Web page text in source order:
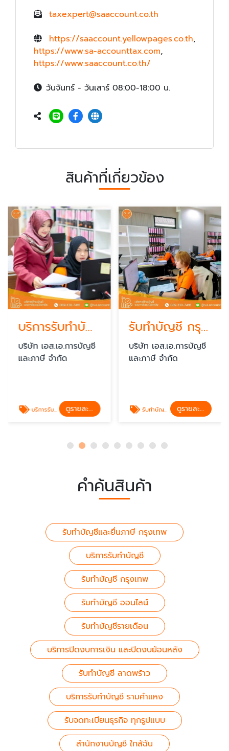
taxexpert@saaccount.co.th
https://saaccount.yellowpages.co.th,
https://www.sa-accounttax.com,
https://www.saaccount.co.th/
วันจันทร์ - วันเสาร์ 08:00-18:00 น.
สินค้าที่เกี่ยวข้อง
บริการรับทำบัญชี
บริษัท เอส.เอ.การบัญชี
และภาษี จำกัด
บริการรับทำบัญชี ดูรายละเอียด
รับทำบัญชี กรุงเทพ
บริษัท เอส.เอ.การบัญชี
และภาษี จำกัด
รับทำบัญชี กรุงเทพ ดูรายละเอียด
คำค้นสินค้า
รับทำบัญชีและยื่นภาษี กรุงเทพ
บริการรับทำบัญชี
รับทำบัญชี กรุงเทพ
รับทำบัญชี ออนไลน์
รับทำบัญชีรายเดือน
บริการปิดงบการเงิน และปิดงบย้อนหลัง
รับทำบัญชี ลาดพร้าว
บริการรับทำบัญชี รามคำแหง
รับจดทะเบียนธุรกิจ ทุกรูปแบบ
สำนักงานบัญชี ใกล้ฉัน